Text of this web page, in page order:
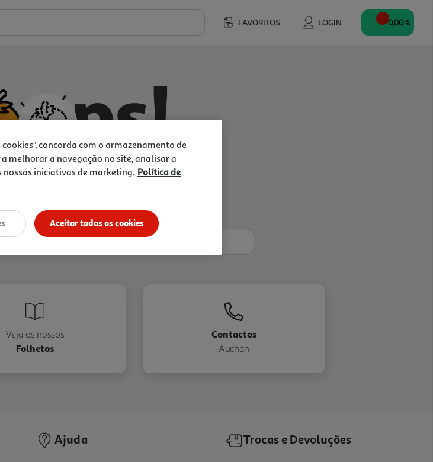
FAVORITOS LOGIN 0,00 €
de novo?
Veja os nossos
Folhetos
Contactos
Auchan
Ajuda Trocas e Devoluções
concorda com o armazenamento de
melhorar a navegação no site, analisar a
iniciativas de marketing. Política de
Aceitar todos os cookies